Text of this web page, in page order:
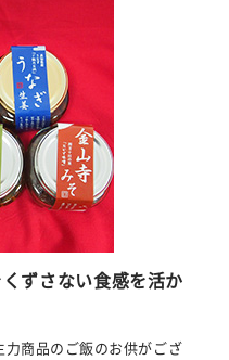
ずさない食感を活か
商品のご飯のお供がござ